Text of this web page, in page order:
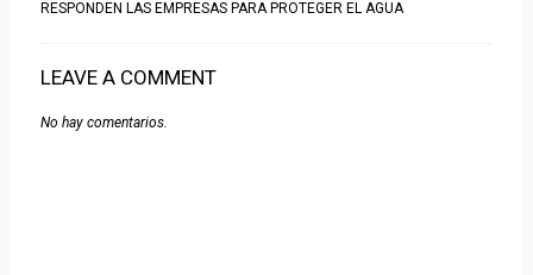
RESPONDEN LAS EMPRESAS PARA PROTEGER EL AGUA
LEAVE A COMMENT
No hay comentarios.